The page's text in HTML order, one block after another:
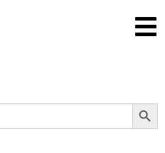
Search Button